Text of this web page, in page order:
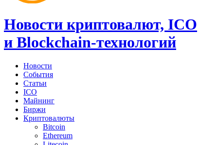
Новости криптовалют, ICO
и Blockchain-технологий
Новости
События
Статьи
ICO
Майнинг
Биржи
Криптовалюты
Bitcoin
Ethereum